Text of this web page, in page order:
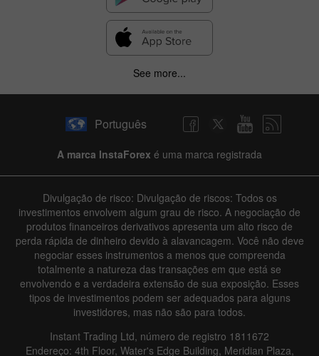
See more...
Português
A marca InstaForex é uma marca registrada
Divulgação de risco: Divulgação de riscos: Todos os
investimentos envolvem algum grau de risco. A negociação de
produtos financeiros derivativos apresenta um alto risco de
perda rápida de dinheiro devido à alavancagem. Você não deve
negociar esses instrumentos a menos que compreenda
totalmente a natureza das transações em que está se
envolvendo e a verdadeira extensão de sua exposição. Esses
tipos de investimentos podem ser adequados para alguns
investidores, mas não são para todos.
Instant Trading Ltd, número de registro 1811672
Endereço: 4th Floor, Water's Edge Building, Meridian Plaza,